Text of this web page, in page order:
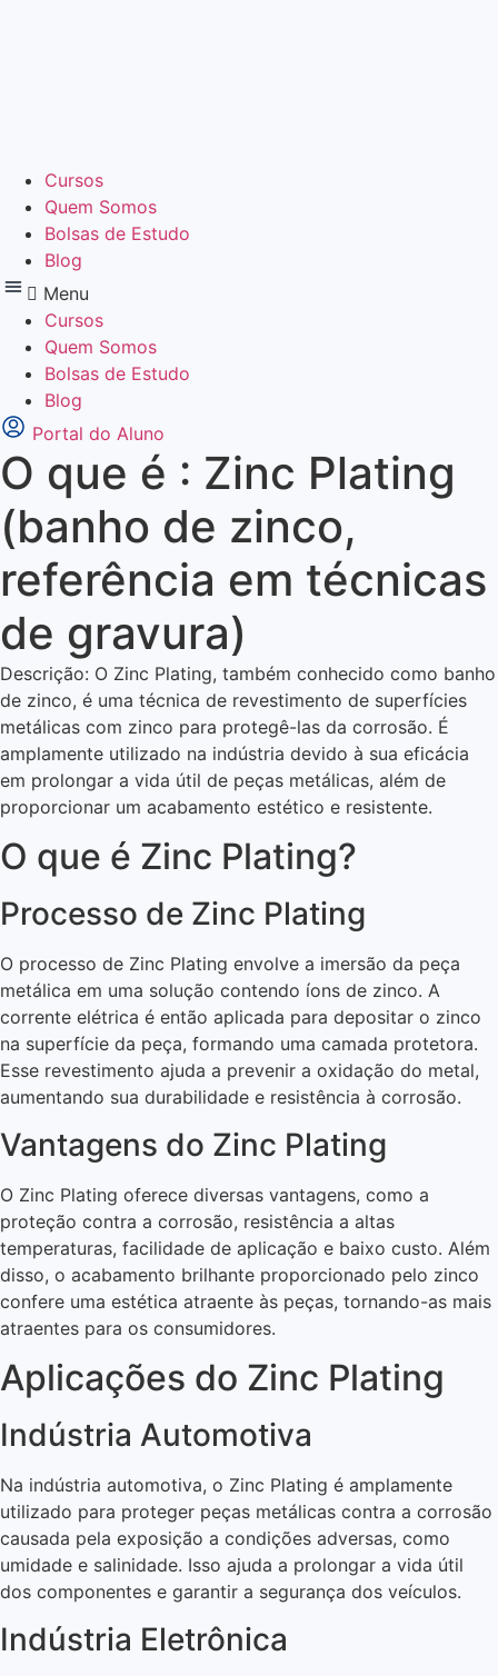
Cursos
Quem Somos
Bolsas de Estudo
Blog
Menu
Cursos
Quem Somos
Bolsas de Estudo
Blog
Portal do Aluno
O que é : Zinc Plating
(banho de zinco,
referência em técnicas
de gravura)
Descrição: O Zinc Plating, também conhecido como banho
de zinco, é uma técnica de revestimento de superfícies
metálicas com zinco para protegê-las da corrosão. É
amplamente utilizado na indústria devido à sua eficácia
em prolongar a vida útil de peças metálicas, além de
proporcionar um acabamento estético e resistente.
O que é Zinc Plating?
Processo de Zinc Plating
O processo de Zinc Plating envolve a imersão da peça
metálica em uma solução contendo íons de zinco. A
corrente elétrica é então aplicada para depositar o zinco
na superfície da peça, formando uma camada protetora.
Esse revestimento ajuda a prevenir a oxidação do metal,
aumentando sua durabilidade e resistência à corrosão.
Vantagens do Zinc Plating
O Zinc Plating oferece diversas vantagens, como a
proteção contra a corrosão, resistência a altas
temperaturas, facilidade de aplicação e baixo custo. Além
disso, o acabamento brilhante proporcionado pelo zinco
confere uma estética atraente às peças, tornando-as mais
atraentes para os consumidores.
Aplicações do Zinc Plating
Indústria Automotiva
Na indústria automotiva, o Zinc Plating é amplamente
utilizado para proteger peças metálicas contra a corrosão
causada pela exposição a condições adversas, como
umidade e salinidade. Isso ajuda a prolongar a vida útil
dos componentes e garantir a segurança dos veículos.
Indústria Eletrônica